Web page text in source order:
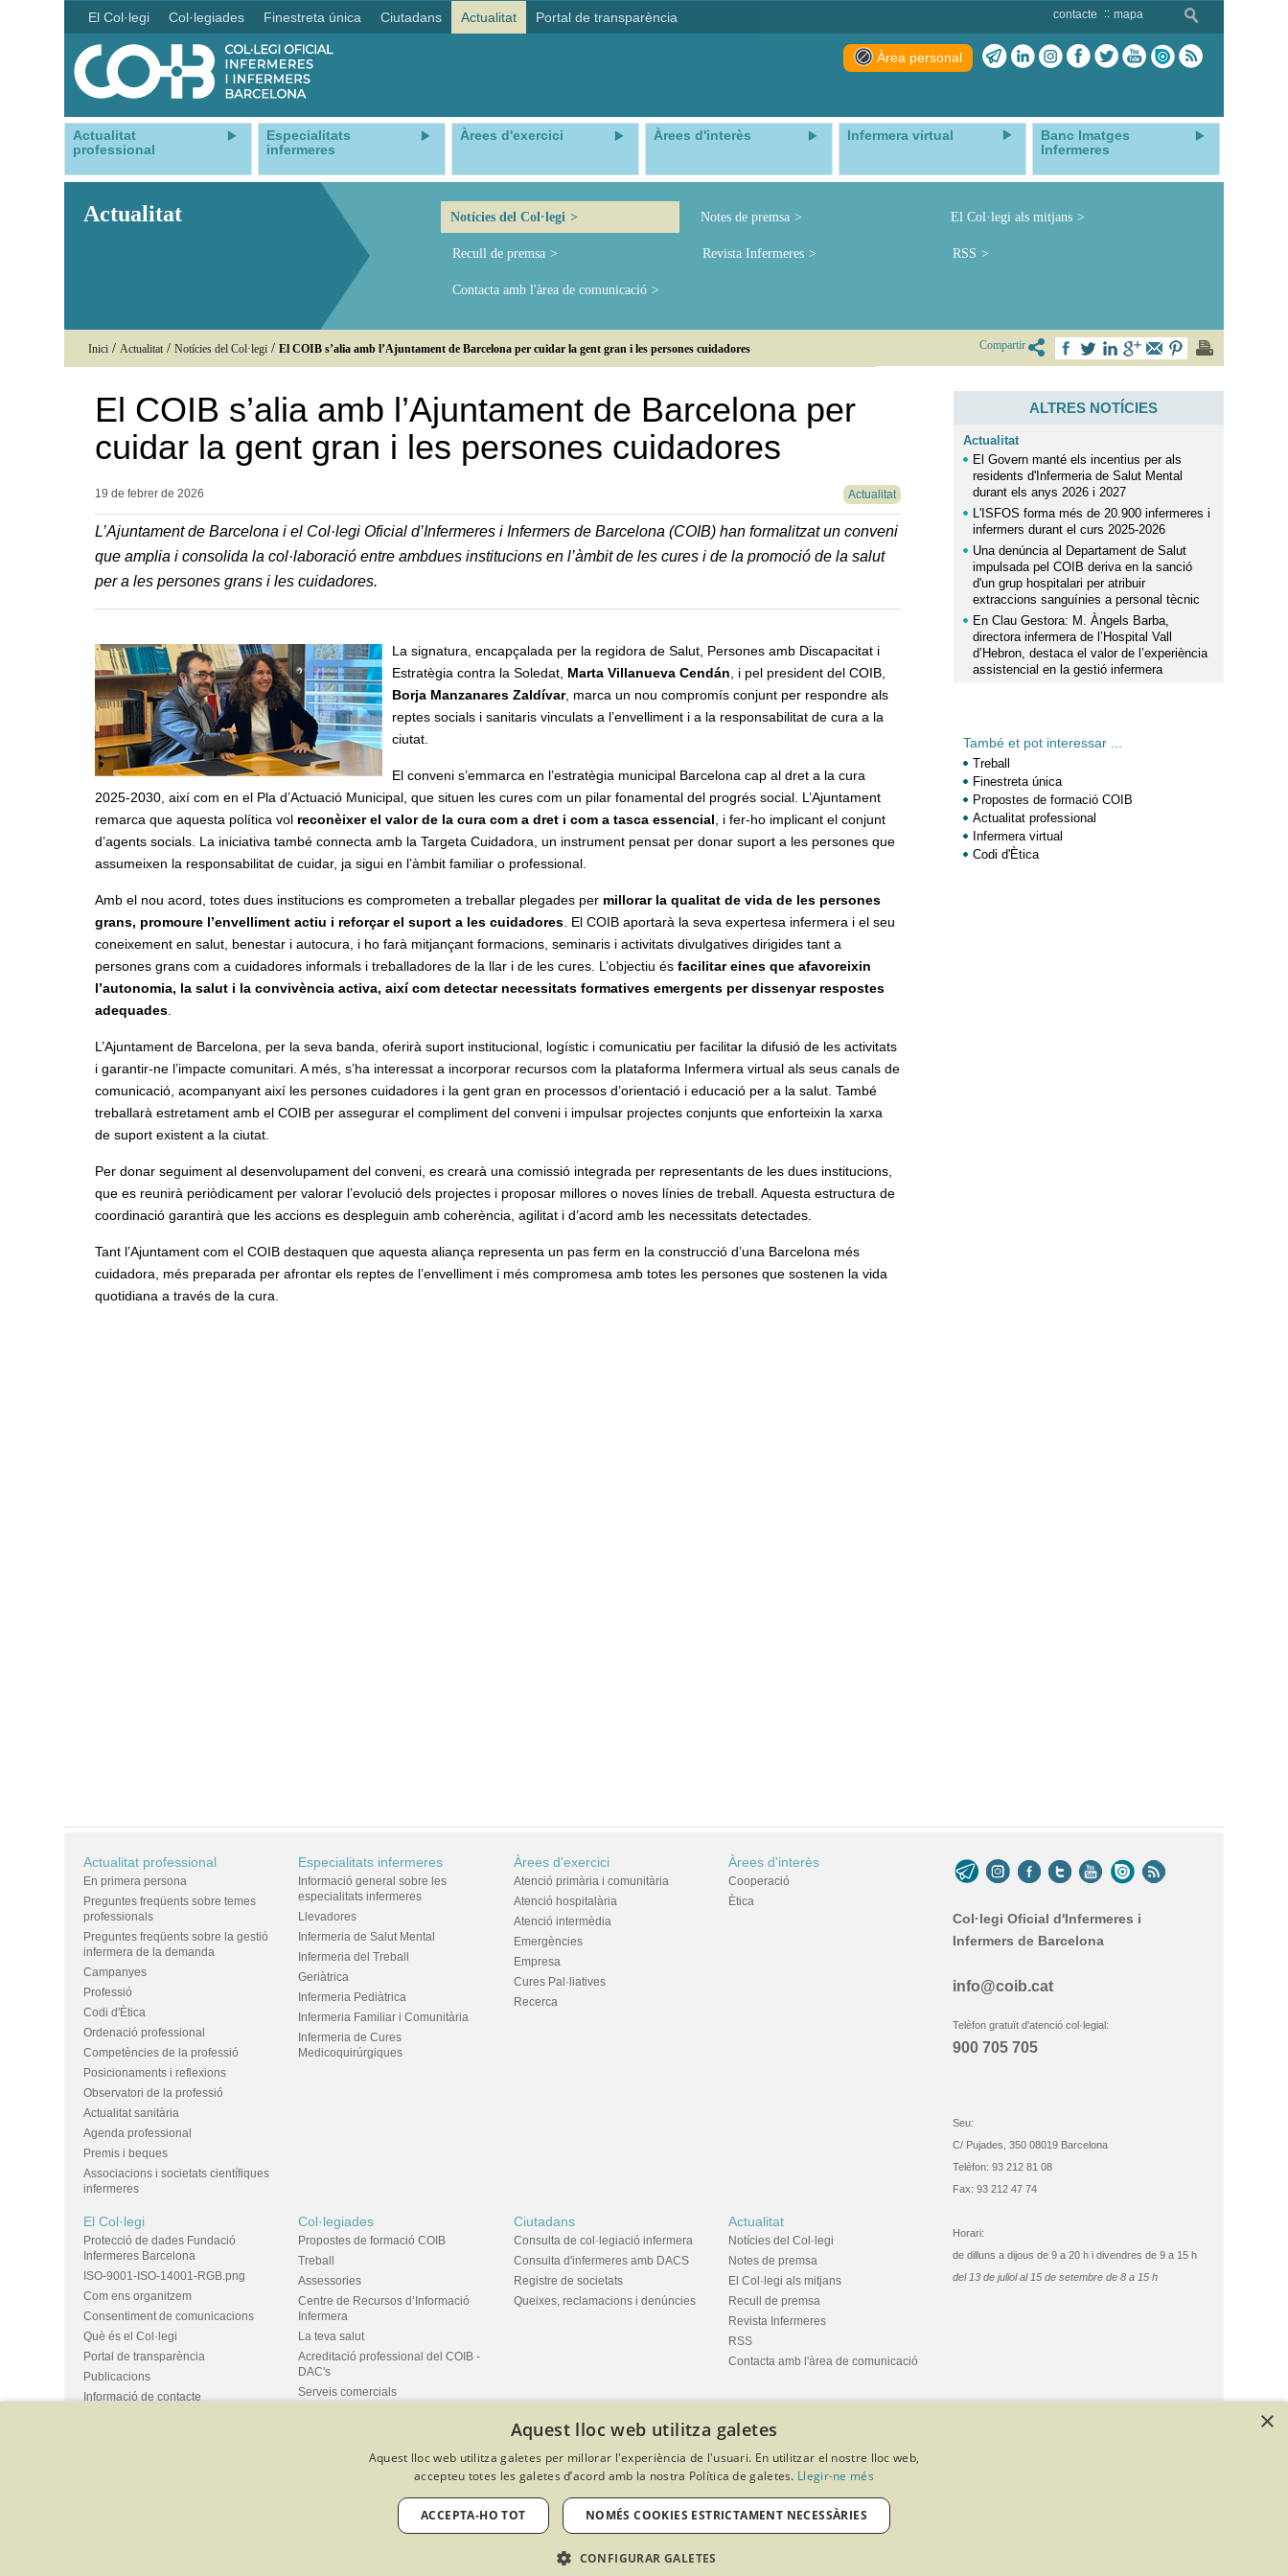
El Col·legi Col·legiades Finestreta única Ciutadans Actualitat Portal de transparència contacte mapa
Àrea personal
Actualitat
professional
Especialitats
infermeres
Àrees d'exercici Àrees d'interès Infermera virtual
Banc Imatges
Infermeres
Actualitat Notícies del Col·legi Notes de premsa El Col·legi als mitjans
Recull de premsa Revista Infermeres RSS
Contacta amb l'àrea de comunicació
Inici / Actualitat / Notícies del Col·legi / El COIB s’alia amb l’Ajuntament de Barcelona per cuidar la gent gran i les persones cuidadores Compartir
El COIB s’alia amb l’Ajuntament de Barcelona per
cuidar la gent gran i les persones cuidadores
19 de febrer de 2026 Actualitat
L’Ajuntament de Barcelona i el Col·legi Oficial d’Infermeres i Infermers de Barcelona (COIB) han formalitzat un conveni
que amplia i consolida la col·laboració entre ambdues institucions en l’àmbit de les cures i de la promoció de la salut
per a les persones grans i les cuidadores.
La signatura, encapçalada per la regidora de Salut, Persones amb Discapacitat i
Estratègia contra la Soledat, Marta Villanueva Cendán , i pel president del COIB,
Borja Manzanares Zaldívar, marca un nou compromís conjunt per respondre als
reptes socials i sanitaris vinculats a l’envelliment i a la responsabilitat de cura a la
ciutat.
El conveni s’emmarca en l’estratègia municipal Barcelona cap al dret a la cura
2025-2030, així com en el Pla d’Actuació Municipal, que situen les cures com un pilar fonamental del progrés social. L’Ajuntament
remarca que aquesta política vol reconèixer el valor de la cura com a dret i com a tasca essencial , i fer-ho implicant el conjunt
d’agents socials. La iniciativa també connecta amb la Targeta Cuidadora, un instrument pensat per donar suport a les persones que
assumeixen la responsabilitat de cuidar, ja sigui en l’àmbit familiar o professional.
Amb el nou acord, totes dues institucions es comprometen a treballar plegades per millorar la qualitat de vida de les persones
grans, promoure l’envelliment actiu i reforçar el suport a les cuidadores . El COIB aportarà la seva expertesa infermera i el seu
coneixement en salut, benestar i autocura, i ho farà mitjançant formacions, seminaris i activitats divulgatives dirigides tant a
persones grans com a cuidadores informals i treballadores de la llar i de les cures. L’objectiu és facilitar eines que afavoreixin
l’autonomia, la salut i la convivència activa, així com detectar necessitats formatives emergents per dissenyar respostes
adequades
L’Ajuntament de Barcelona, per la seva banda, oferirà suport institucional, logístic i comunicatiu per facilitar la difusió de les activitats
i garantir-ne l’impacte comunitari. A més, s’ha interessat a incorporar recursos com la plataforma Infermera virtual als seus canals de
comunicació, acompanyant així les persones cuidadores i la gent gran en processos d’orientació i educació per a la salut. També
treballarà estretament amb el COIB per assegurar el compliment del conveni i impulsar projectes conjunts que enforteixin la xarxa
de suport existent a la ciutat.
Per donar seguiment al desenvolupament del conveni, es crearà una comissió integrada per representants de les dues institucions,
que es reunirà periòdicament per valorar l’evolució dels projectes i proposar millores o noves línies de treball. Aquesta estructura de
coordinació garantirà que les accions es despleguin amb coherència, agilitat i d’acord amb les necessitats detectades.
Tant l’Ajuntament com el COIB destaquen que aquesta aliança representa un pas ferm en la construcció d’una Barcelona més
cuidadora, més preparada per afrontar els reptes de l’envelliment i més compromesa amb totes les persones que sostenen la vida
quotidiana a través de la cura.
ALTRES NOTÍCIES
Actualitat
El Govern manté els incentius per als
residents d'Infermeria de Salut Mental
durant els anys 2026 i 2027
L'ISFOS forma més de 20.900 infermeres i
infermers durant el curs 2025-2026
Una denúncia al Departament de Salut
impulsada pel COIB deriva en la sanció
d'un grup hospitalari per atribuir
extraccions sanguínies a personal tècnic
En Clau Gestora: M. Àngels Barba,
directora infermera de l’Hospital Vall
d’Hebron, destaca el valor de l’experiència
assistencial en la gestió infermera
També et pot interessar ...
Treball
Finestreta única
Propostes de formació COIB
Actualitat professional
Infermera virtual
Codi d'Ètica
Actualitat professional
En primera persona
Preguntes freqüents sobre temes
professionals
Preguntes freqüents sobre la gestió
infermera de la demanda
Campanyes
Professió
Codi d'Ètica
Ordenació professional
Competències de la professió
Posicionaments i reflexions
Observatori de la professió
Actualitat sanitària
Agenda professional
Premis i beques
Associacions i societats científiques
infermeres
Especialitats infermeres
Informació general sobre les
especialitats infermeres
Llevadores
Infermeria de Salut Mental
Infermeria del Treball
Geriàtrica
Infermeria Pediàtrica
Infermeria Familiar i Comunitària
Infermeria de Cures
Medicoquirúrgiques
Àrees d'exercici
Atenció primària i comunitària
Atenció hospitalària
Atenció intermèdia
Emergències
Empresa
Cures Pal·liatives
Recerca
Àrees d'interès
Cooperació
Ètica
El Col·legi
Protecció de dades Fundació
Infermeres Barcelona
ISO-9001-ISO-14001-RGB.png
Com ens organitzem
Consentiment de comunicacions
Què és el Col·legi
Portal de transparència
Publicacions
Informació de contacte
Col·legiades
Propostes de formació COIB
Treball
Assessories
Centre de Recursos d’Informació
Infermera
La teva salut
Acreditació professional del COIB -
DAC's
Serveis comercials
Ciutadans
Consulta de col·legiació infermera
Consulta d'infermeres amb DACS
Registre de societats
Queixes, reclamacions i denúncies
Actualitat
Notícies del Col·legi
Notes de premsa
El Col·legi als mitjans
Recull de premsa
Revista Infermeres
RSS
Contacta amb l'àrea de comunicació
Col·legi Oficial d'Infermeres i
Infermers de Barcelona
info@coib.cat
Telèfon gratuït d'atenció col·legial:
900 705 705
Seu:
C/ Pujades, 350 08019 Barcelona
Telèfon: 93 212 81 08
Fax: 93 212 47 74
Horari:
de dilluns a dijous de 9 a 20 h i divendres de 9 a 15 h
del 13 de juliol al 15 de setembre de 8 a 15 h
Criteris de privacitat Política de cookies Avís legal Política de protecció de dades
Desenvolupat amb Softeng Portal Builder
×
Aquest lloc web utilitza galetes
Aquest lloc web utilitza galetes per millorar l'experiència de l'usuari. En utilitzar el nostre lloc web,
accepteu totes les galetes d’acord amb la nostra Política de galetes. Llegir-ne més
ACCEPTA-HO TOT NOMÉS COOKIES ESTRICTAMENT NECESSÀRIES
CONFIGURAR GALETES